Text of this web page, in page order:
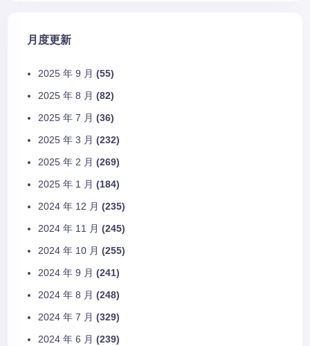
月度更新
2025 年 9 月 (55)
2025 年 8 月 (82)
2025 年 7 月 (36)
2025 年 3 月 (232)
2025 年 2 月 (269)
2025 年 1 月 (184)
2024 年 12 月 (235)
2024 年 11 月 (245)
2024 年 10 月 (255)
2024 年 9 月 (241)
2024 年 8 月 (248)
2024 年 7 月 (329)
2024 年 6 月 (239)